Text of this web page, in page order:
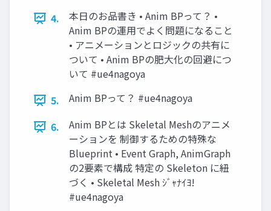
4.
本日のお品書き • Anim BPって？ •
Anim BPの運用でよく問題になること
• アニメーションとロジックの共有に
ついて • Anim BPの肥大化の回避につ
いて #ue4nagoya
5.
Anim BPって？ #ue4nagoya
6.
Anim BPとは Skeletal Meshのアニメ
ーションを 制御するための特殊な
Blueprint • Event Graph, AnimGraph
の2要素で構成 特定の Skeleton に紐
づく • Skeletal Mesh ｼﾞｬﾅｲﾖ!
#ue4nagoya